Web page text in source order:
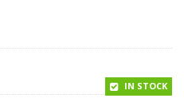
IN STOCK